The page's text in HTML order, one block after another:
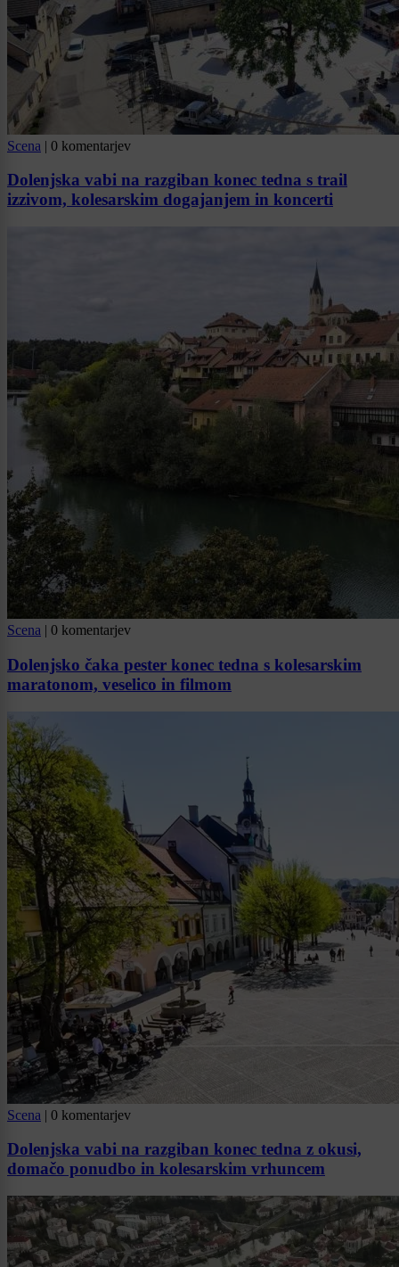
Scena | 0 komentarjev
Dolenjska vabi na razgiban konec tedna s trail
izzivom, kolesarskim dogajanjem in koncerti
Scena | 0 komentarjev
Dolenjsko čaka pester konec tedna s kolesarskim
maratonom, veselico in filmom
Scena | 0 komentarjev
Dolenjska vabi na razgiban konec tedna z okusi,
domačo ponudbo in kolesarskim vrhuncem